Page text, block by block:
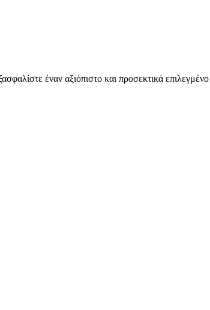
έναν αξιόπιστο και προσεκτικά